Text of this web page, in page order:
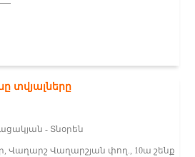
տվյալները
- Տնօրեն
Վաղարշ Վաղարշյան փող., 10ա շենք